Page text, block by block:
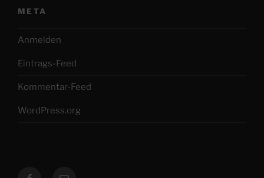
META
Anmelden
Eintrags-Feed
Kommentar-Feed
WordPress.org
Facebook
E-